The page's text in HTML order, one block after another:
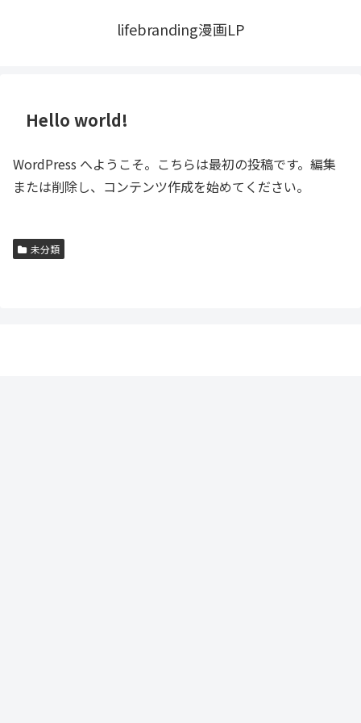
lifebranding漫画LP
Hello world!
WordPress へようこそ。こちらは最初の投稿です。編集
または削除し、コンテンツ作成を始めてください。
未分類